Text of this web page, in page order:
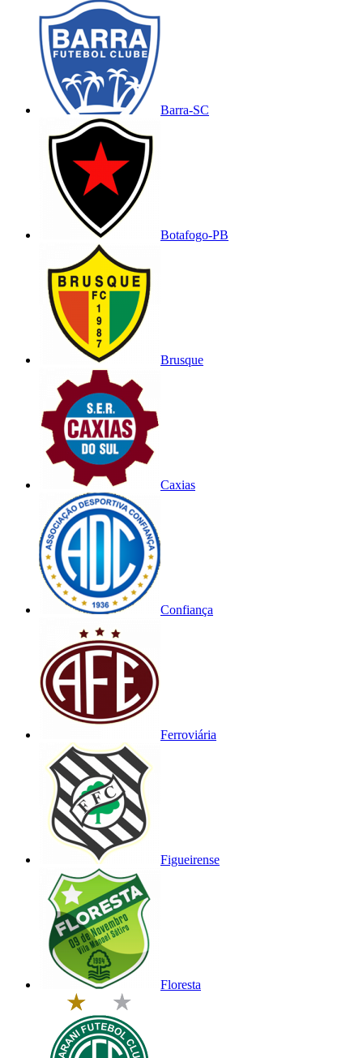
Barra-SC
Botafogo-PB
Brusque
Caxias
Confiança
Ferroviária
Figueirense
Floresta